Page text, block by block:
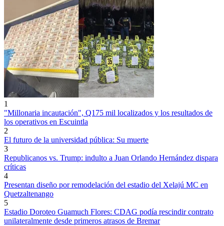
1
"Millonaria incautación", Q175 mil localizados y los resultados de
los operativos en Escuintla
2
El futuro de la universidad pública: Su muerte
3
Republicanos vs. Trump: indulto a Juan Orlando Hernández dispara
críticas
4
Presentan diseño por remodelación del estadio del Xelajú MC en
Quetzaltenango
5
Estadio Doroteo Guamuch Flores: CDAG podía rescindir contrato
unilateralmente desde primeros atrasos de Bremar